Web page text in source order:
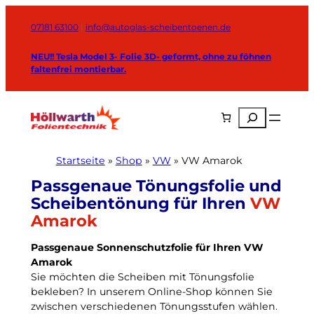
Inhalt07181 63100| info@autoglas-scheibentoenen.de
NEU!! Tesla Model 3- Folie 3D- geformt, ohne zu föhnen
faltenfrei montierbar.
Suchen
Startseite » Shop » VW » VW Amarok
VW
Amarok
Passgenaue Sonnenschutzfolie für Ihren VW
Amarok
Sie möchten die Scheiben mit Tönungsfolie
bekleben? In unserem Online-Shop können Sie
zwischen verschiedenen Tönungsstufen wählen.